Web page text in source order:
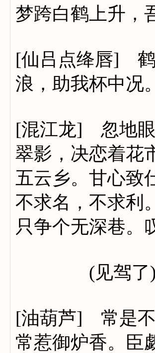
梦跨白鹤上升，
[仙吕点绛唇] 鹤
浪，助我杯中况。
[混江龙] 忽地眼
翠影，决恋着花
五云乡。甘心致
不求名，不求利
只争个无深巷。
(见驾了)(云
[油葫芦] 常是不
常惹御炉香。臣